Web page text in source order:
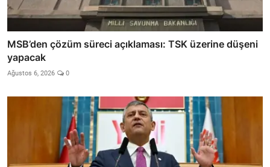
MSB’den çözüm süreci açıklaması: TSK üzerine düşeni
yapacak
Ağustos 6, 2026 0